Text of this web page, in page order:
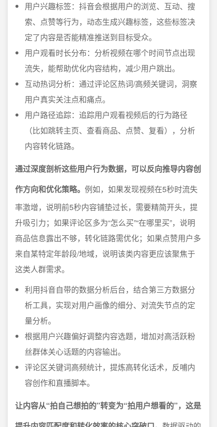
用户兴趣标签：抖音会根据用户的浏览、互动、搜
索、点赞等行为，动态生成兴趣标签，这些标签决
定了内容是否能精准推送到目标受众。
用户观看时长分布：分析视频在哪个时间节点出现
流失，能帮助优化内容结构，减少用户跳出。
互动热词分析：通过评论区热词/高频关键词，洞察
用户真实关注点和痛点。
用户路径追踪：追踪用户观看视频后的行为路径
（比如跳转主页、查看商品、点赞、复看），分析
内容转化链路。
通过深度剖析这些用户行为数据，可以反向推导内容创
作方向和优化策略。 例如，如果发现视频在5秒时流失
率激增，说明前5秒内容铺垫过长，需要精简开头，提
升吸引力；如果评论区多为“怎么买”“在哪里买”，说明
商品信息露出不够，转化链路需优化；如果点赞用户多
来自某特定年龄段/地域，说明该类内容更应该聚焦于
这类人群需求。
利用抖音自带的数据分析后台，结合第三方数据分
析工具，实现对用户画像的细分、对流失节点的定
量分析。
根据用户兴趣偏好调整内容选题，增加对高活跃粉
丝群体关心话题的内容输出。
评论区关键词高频统计，提炼高转化话术，反哺内
容创作和直播脚本。
让内容从“拍自己想拍的”转变为“拍用户想看的”，这是